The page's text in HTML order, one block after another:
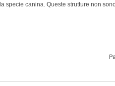
specie canina. Queste strutture non